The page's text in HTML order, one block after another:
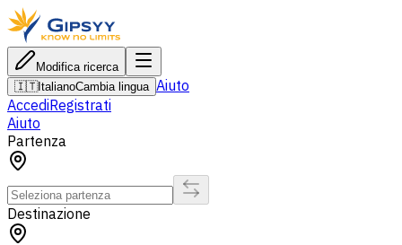
Modifica ricerca
🇮🇹ItalianoCambia lingua Aiuto
AccediRegistrati
Aiuto
Partenza
Destinazione